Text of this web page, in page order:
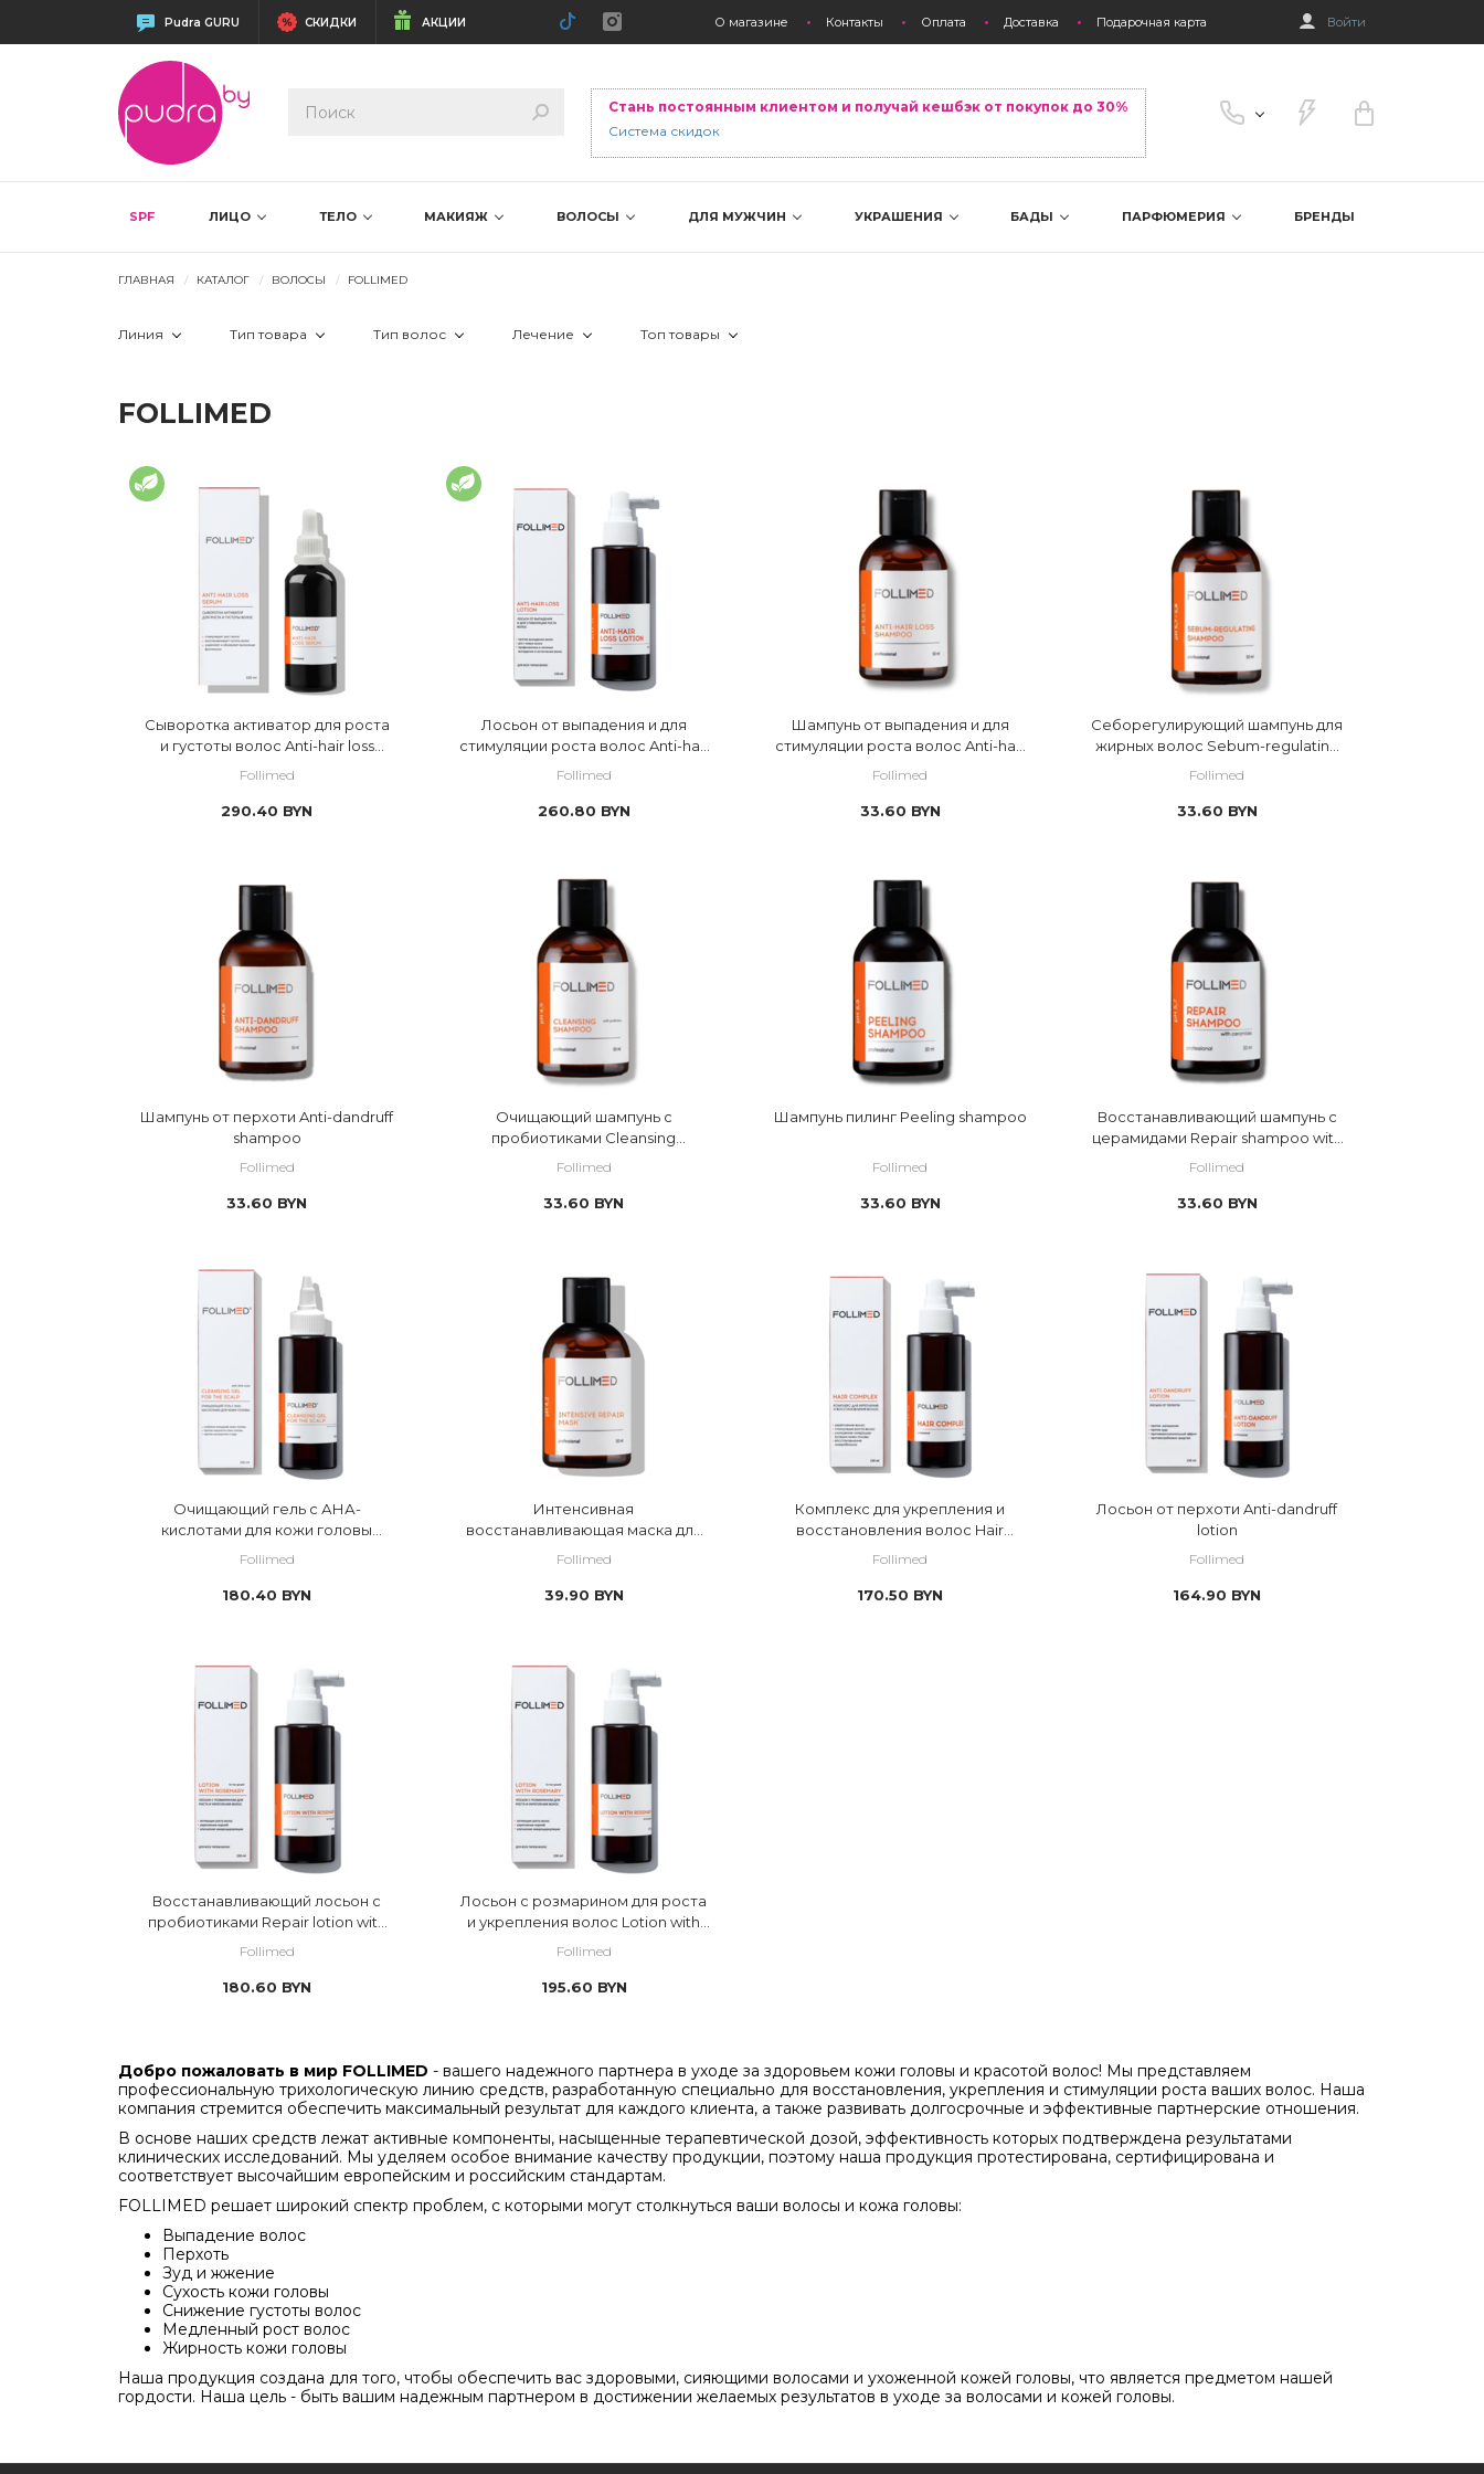
Pudra GURU СКИДКИ АКЦИИ О магазине Контакты Оплата Доставка Подарочная карта Войти
Стань постоянным клиентом и получай кешбэк от покупок до 30%
Система скидок
SPF ЛИЦО ТЕЛО МАКИЯЖ ВОЛОСЫ ДЛЯ МУЖЧИН УКРАШЕНИЯ БАДЫ ПАРФЮМЕРИЯ БРЕНДЫ
ГЛАВНАЯ КАТАЛОГ ВОЛОСЫ FOLLIMED
Линия
Уход
Тип товара Тип волос
окрашенные
поврежденные
чувствительная кожа головы
Лечение
себорея
Топ товары
FOLLIMED
Сыворотка активатор для роста
и густоты волос Anti-hair loss
Follimed
290.40 BYN
Лосьон от выпадения и для
стимуляции роста волос Anti-hair
Follimed
260.80 BYN
Шампунь от выпадения и для
стимуляции роста волос Anti-hair
Follimed
33.60 BYN
Себорегулирующий шампунь для
жирных волос Sebum-regulating
Follimed
33.60 BYN
Шампунь от перхоти Anti-dandruff
shampoo
Follimed
33.60 BYN
Очищающий шампунь с
пробиотиками Cleansing
Follimed
33.60 BYN
Шампунь пилинг Peeling shampoo
Follimed
33.60 BYN
Восстанавливающий шампунь с
церамидами Repair shampoo with
Follimed
33.60 BYN
Очищающий гель с АНА-
кислотами для кожи головы
Follimed
180.40 BYN
Интенсивная
восстанавливающая маска для
Follimed
39.90 BYN
Комплекс для укрепления и
восстановления волос Hair
Follimed
170.50 BYN
Лосьон от перхоти Anti-dandruff
lotion
Follimed
164.90 BYN
Восстанавливающий лосьон с
пробиотиками Repair lotion with
Follimed
180.60 BYN
Лосьон с розмарином для роста
и укрепления волос Lotion with
Follimed
195.60 BYN
Добро пожаловать в мир FOLLIMED - вашего надежного партнера в уходе за здоровьем кожи головы и красотой волос! Мы представляем
профессиональную трихологическую линию средств, разработанную специально для восстановления, укрепления и стимуляции роста ваших волос. Наша
компания стремится обеспечить максимальный результат для каждого клиента, а также развивать долгосрочные и эффективные партнерские отношения.
В основе наших средств лежат активные компоненты, насыщенные терапевтической дозой, эффективность которых подтверждена результатами
клинических исследований. Мы уделяем особое внимание качеству продукции, поэтому наша продукция протестирована, сертифицирована и
соответствует высочайшим европейским и российским стандартам.
FOLLIMED решает широкий спектр проблем, с которыми могут столкнуться ваши волосы и кожа головы:
Выпадение волос
Перхоть
Зуд и жжение
Сухость кожи головы
Снижение густоты волос
Медленный рост волос
Жирность кожи головы
Наша продукция создана для того, чтобы обеспечить вас здоровыми, сияющими волосами и ухоженной кожей головы, что является предметом нашей
гордости. Наша цель - быть вашим надежным партнером в достижении желаемых результатов в уходе за волосами и кожей головы.